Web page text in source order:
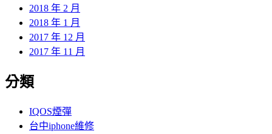
2018 年 2 月
2018 年 1 月
2017 年 12 月
2017 年 11 月
分類
IQOS煙彈
台中iphone維修